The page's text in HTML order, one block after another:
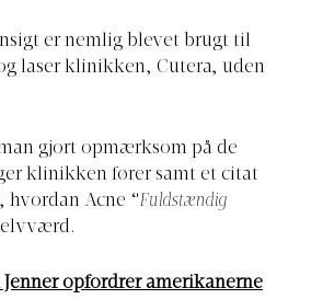
er nemlig blevet brugt til
laser klinikken, Cutera, uden
gjort opmærksom på de
klinikken fører samt et citat
hvordan Acne “Fuldstændig
opfordrer amerikanerne